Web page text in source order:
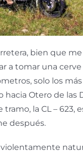
bien que me
a tomar una cerve
solo los más
hacia Otero de las
tramo, la CL – 623,
después.
violentamente